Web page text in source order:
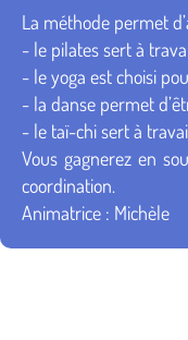
La méthode permet
- le pilates sert à
- le yoga est choisi
- la danse permet
- le taï-chi sert à
Vous gagnerez en
coordination.
Animatrice : Michèle